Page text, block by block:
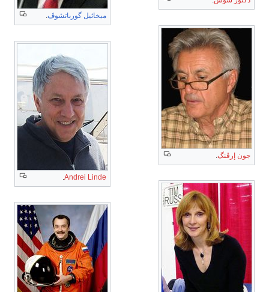
ميخائيل گورباتشوڤ.
جون إرڤنگ
Andrei Linde